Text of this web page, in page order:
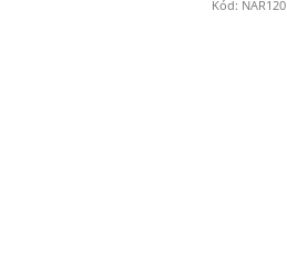
Kód: NAR120